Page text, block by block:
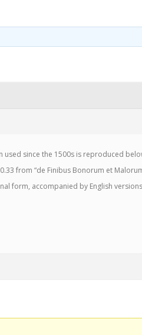
used since the 1500s is reproduced
from “de Finibus Bonorum et
form, accompanied by English